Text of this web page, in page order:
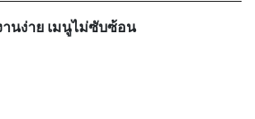
นง่าย เมนูไม่ซับซ้อน